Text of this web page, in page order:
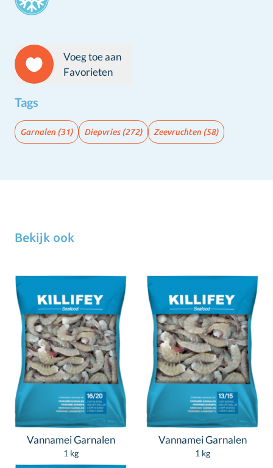
Voeg toe aan
Favorieten
Tags
Garnalen (31) Diepvries(272) Zeevruchten (58)
Bekijk ook
Vannamei Garnalen
1 kg
Vannamei Garnalen
1 kg